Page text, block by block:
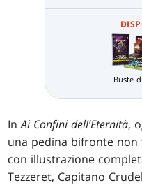
Buste
InAi Confini dell’Eternità,
una pedina bifronte non
con illustrazione
Tezzeret, Capitano